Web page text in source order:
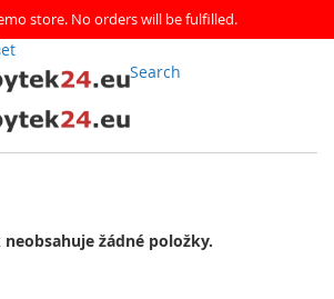
store. No orders will be fulfilled.
Search
neobsahuje žádné položky.